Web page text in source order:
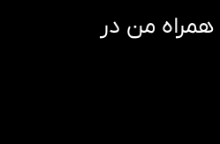
من در